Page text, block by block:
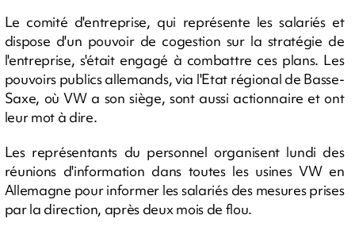
Le comité d'entreprise, qui représente les salariés et
dispose d'un pouvoir de cogestion sur la stratégie de
l'entreprise, s'était engagé à combattre ces plans. Les
pouvoirs publics allemands, via l'Etat régional de Basse-
Saxe, où VW a son siège, sont aussi actionnaire et ont
leur mot à dire.
Les représentants du personnel organisent lundi des
réunions d'information dans toutes les usines VW en
Allemagne pour informer les salariés des mesures prises
par la direction, après deux mois de flou.